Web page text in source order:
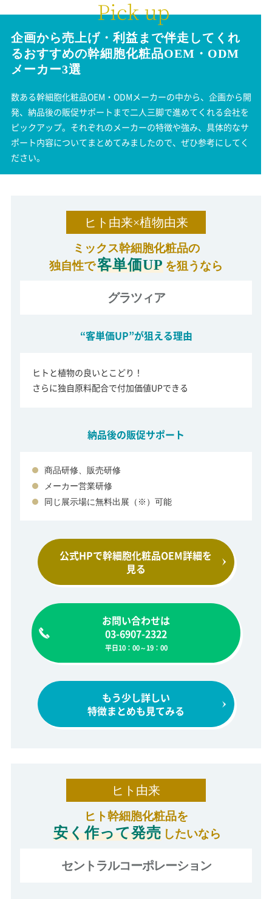
企画から売上げ・利益まで伴走してくれ
るおすすめの幹細胞化粧品OEM・ODM
メーカー3選
数ある幹細胞化粧品OEM・ODMメーカーの中から、企画から開
発、納品後の販促サポートまで二人三脚で進めてくれる会社を
ピックアップ。それぞれのメーカーの特徴や強み、具体的なサ
ポート内容についてまとめてみましたので、ぜひ参考にしてく
ださい。
ヒト由来
ヒト幹細胞化粧品を
安く作って発売 したいなら
セントラルコーポレーション
ヒト由来×植物由来
ミックス幹細胞化粧品の
独自性で客単価UP を狙うなら
グラツィア
“客単価UP”が狙える理由
ヒトと植物の良いとこどり！
さらに独自原料配合で付加価値UPできる
納品後の販促サポート
商品研修、販売研修
メーカー営業研修
同じ展示場に無料出展（※）可能
公式HPで幹細胞化粧品OEM詳細を
見る
お問い合わせは
03-6907-2322
平日10：00～19：00
もう少し詳しい
特徴まとめも見てみる